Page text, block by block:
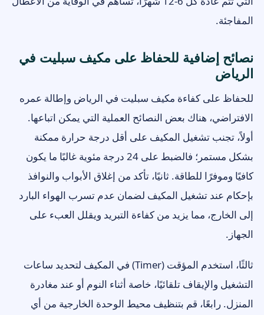
المفاجئة.
نصائح إضافية للحفاظ على مكيف سبليت في
الرياض
للحفاظ على كفاءة مكيف سبليت في الرياض وإطالة عمره
الافتراضي، هناك بعض النصائح العملية التي يمكن اتباعها.
أولاً، تجنب تشغيل المكيف على أقل درجة حرارة ممكنة
بشكل مستمر؛ فالضبط على 24 درجة مئوية غالبًا ما يكون
كافيًا وموفرًا للطاقة. ثانيًا، تأكد من إغلاق الأبواب والنوافذ
بإحكام عند تشغيل المكيف لضمان عدم تسرب الهواء البارد
إلى الخارج، مما يزيد من كفاءة التبريد ويقلل العبء على
الجهاز.
ثالثًا، استخدم المؤقت (Timer) في المكيف لتحديد ساعات
التشغيل والإيقاف تلقائيًا، خاصة أثناء النوم أو عند مغادرة
المنزل. رابعًا، قم بتنظيف محيط الوحدة الخارجية من أي